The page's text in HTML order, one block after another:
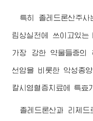
특히 졸레드론산주
림상실천에 쓰이고있는
가장 강한 약물들중의
선암을 비롯한 악성종
칼시염혈증치료에 특효
졸레드론산과 리제